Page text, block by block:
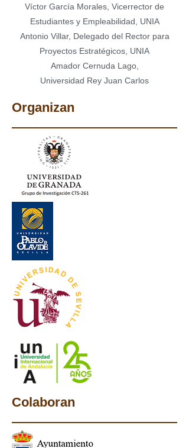
Víctor García Morales, Vicerrector de
Estudiantes y Empleabilidad, UNIA
Antonio Villar, Delegado del Rector para
Proyectos Estratégicos, UNIA
Amador Cernuda Lago,
Universidad Rey Juan Carlos
Organizan
Colaboran